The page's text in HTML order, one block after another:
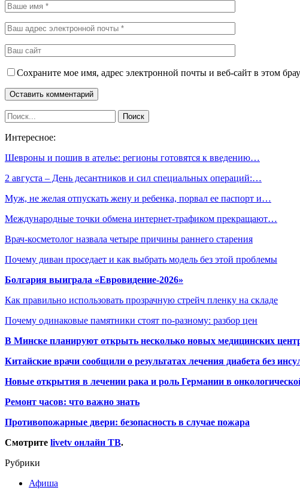
Сохраните мое имя, адрес электронной почты и веб-сайт в этом
Интересное:
Шевроны и пошив в ателье: регионы готовятся к введению…
2 августа – День десантников и сил специальных операций:…
Муж, не желая отпускать жену и ребенка, порвал ее паспорт и…
Международные точки обмена интернет-трафиком прекращают…
Врач-косметолог назвала четыре причины раннего старения
Почему диван проседает и как выбрать модель без этой проблемы
Болгария выиграла «Евровидение-2026»
Как правильно использовать прозрачную стрейч пленку на складе
Почему одинаковые памятники стоят по-разному: разбор цен
В Минске планируют открыть несколько новых медицинских
Китайские врачи сообщили о результатах лечения диабета без
Новые открытия в лечении рака и роль Германии в
Ремонт часов: что важно знать
Противопожарные двери: безопасность в случае пожара
Смотрите livetv онлайн ТВ.
Рубрики
Афиша